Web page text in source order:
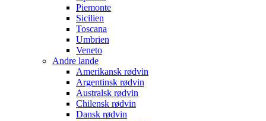
Piemonte
Sicilien
Toscana
Umbrien
Veneto
Andre lande
Amerikansk rødvin
Argentinsk rødvin
Australsk rødvin
Chilensk rødvin
Dansk rødvin